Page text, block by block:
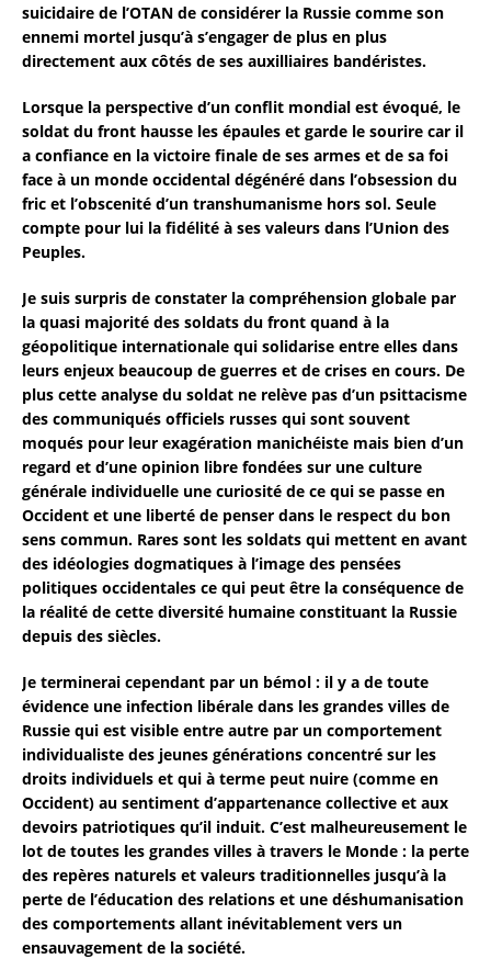
suicidaire de l’OTAN de considérer la Russie comme son
ennemi mortel jusqu’à s’engager de plus en plus
directement aux côtés de ses auxilliaires bandéristes.
Lorsque la perspective d’un conflit mondial est évoqué, le
soldat du front hausse les épaules et garde le sourire car il
a confiance en la victoire finale de ses armes et de sa foi
face à un monde occidental dégénéré dans l’obsession du
fric et l’obscenité d’un transhumanisme hors sol. Seule
compte pour lui la fidélité à ses valeurs dans l’Union des
Peuples.
Je suis surpris de constater la compréhension globale par
la quasi majorité des soldats du front quand à la
géopolitique internationale qui solidarise entre elles dans
leurs enjeux beaucoup de guerres et de crises en cours. De
plus cette analyse du soldat ne relève pas d’un psittacisme
des communiqués officiels russes qui sont souvent
moqués pour leur exagération manichéiste mais bien d’un
regard et d’une opinion libre fondées sur une culture
générale individuelle une curiosité de ce qui se passe en
Occident et une liberté de penser dans le respect du bon
sens commun. Rares sont les soldats qui mettent en avant
des idéologies dogmatiques à l’image des pensées
politiques occidentales ce qui peut être la conséquence de
la réalité de cette diversité humaine constituant la Russie
depuis des siècles.
Je terminerai cependant par un bémol : il y a de toute
évidence une infection libérale dans les grandes villes de
Russie qui est visible entre autre par un comportement
individualiste des jeunes générations concentré sur les
droits individuels et qui à terme peut nuire (comme en
Occident) au sentiment d’appartenance collective et aux
devoirs patriotiques qu’il induit. C’est malheureusement le
lot de toutes les grandes villes à travers le Monde : la perte
des repères naturels et valeurs traditionnelles jusqu’à la
perte de l’éducation des relations et une déshumanisation
des comportements allant inévitablement vers un
ensauvagement de la société.